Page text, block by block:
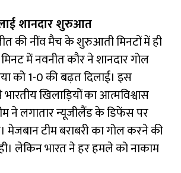
शानदार शुरुआत
की नींव मैच के शुरुआती मिनटों में ही
में नवनीत कौर ने शानदार गोल
को 1-0 की बढ़त दिलाई। इस
खिलाड़ियों का आत्मविश्वास
ने लगातार न्यूजीलैंड के डिफेंस पर
मेजबान टीम बराबरी का गोल करने की
लेकिन भारत ने हर हमले को नाकाम